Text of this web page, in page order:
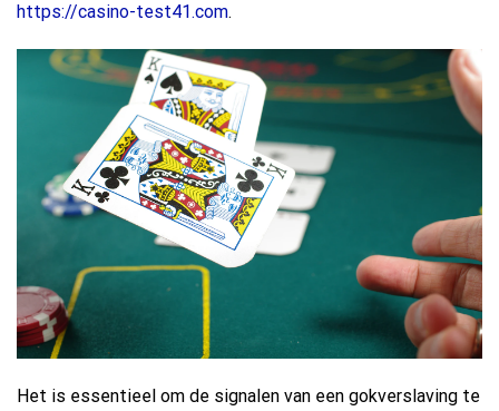
https://casino-test41.com.
Het is essentieel om de signalen van een gokverslaving te